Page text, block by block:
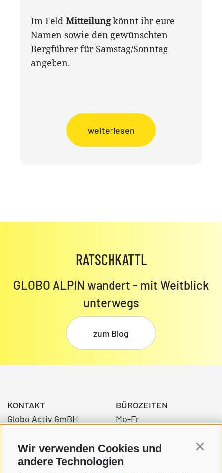
Wir verwenden Cookies und
andere Technologien
Im Feld Mitteilungkönnt ihr eure
Namen sowie den gewünschten
Bergführer für Samstag/Sonntag
angeben.
weiterlesen
RATSCHKATTL
GLOBO ALPIN wandert - mit Weitblick
unterwegs
zum Blog
KONTAKT
Globo Activ GmBH
39034 Toblach
BÜROZEITEN
Mo-Fr
14.00 – 17:00 Uhr